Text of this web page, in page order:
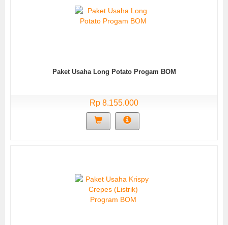
Paket Usaha Long Potato Progam BOM
Rp 8.155.000